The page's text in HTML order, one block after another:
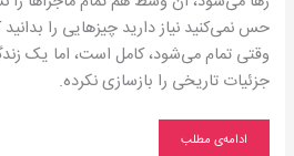
حس نمی‌کنید نیاز دارید چیزهایی را
وقتی تمام می‌شود، کامل است،‌ اما یک
جزئیات تاریخی را بازسازی نکرده.
ادامه‌ی مطلب